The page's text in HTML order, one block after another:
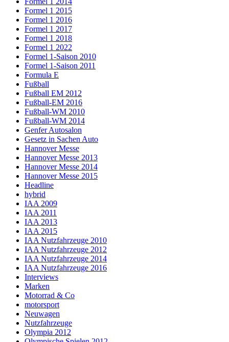
Formel 1 2015
Formel 1 2016
Formel 1 2017
Formel 1 2018
Formel 1 2022
Formel 1-Saison 2010
Formel 1-Saison 2011
Formula E
Fußball
Fußball EM 2012
Fußball-EM 2016
Fußball-WM 2010
Fußball-WM 2014
Genfer Autosalon
Gesetz in Sachen Auto
Hannover Messe
Hannover Messe 2013
Hannover Messe 2014
Hannover Messe 2015
Headline
hybrid
IAA 2009
IAA 2011
IAA 2013
IAA 2015
IAA Nutzfahrzeuge 2010
IAA Nutzfahrzeuge 2012
IAA Nutzfahrzeuge 2014
IAA Nutzfahrzeuge 2016
Interviews
Marken
Motorrad & Co
motorsport
Neuwagen
Nutzfahrzeuge
Olympia 2012